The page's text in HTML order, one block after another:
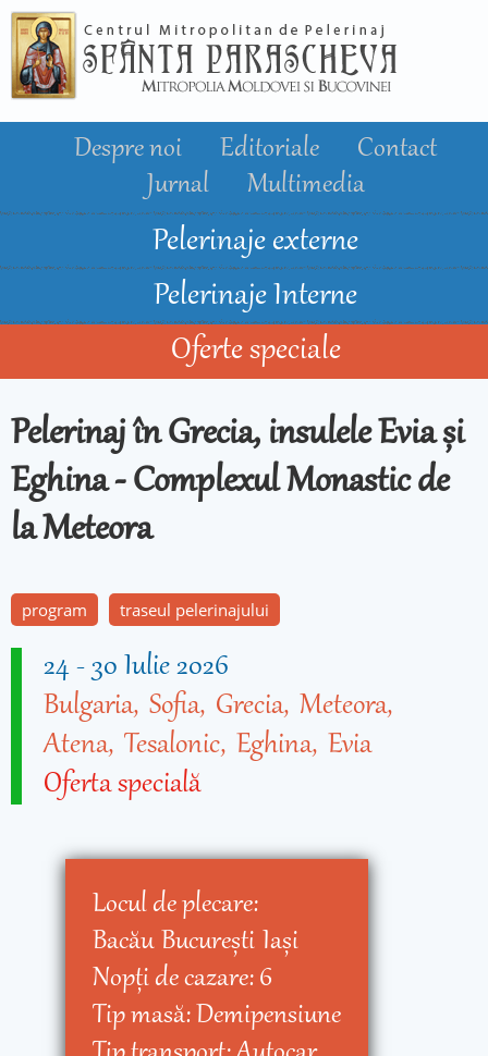
conţinutul
principal
Despre noi Editoriale
Contact
Jurnal
Multimedia
Pelerinaje externe
Pelerinaje Interne
Oferte speciale
Pelerinaj în Grecia, insulele Evia și
Eghina - Complexul Monastic de
la Meteora
program traseul pelerinajului
24- 30 Iulie 2026
Bulgaria Sofia Grecia Meteora
Atena Tesalonic Eghina Evia
Oferta specială
Locul de plecare:
Bacău Bucureşti Iaşi
Nopţi de cazare: 6
Tip masă:Demipensiune